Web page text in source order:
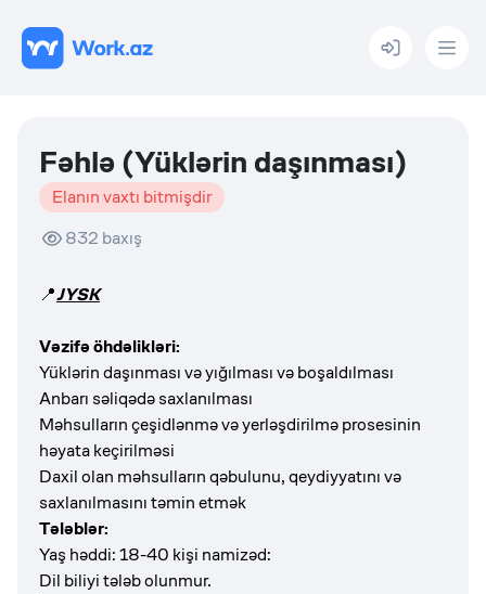
Menu
Fəhlə (Yüklərin daşınması)
Elanın vaxtı bitmişdir
832 baxış
📍JYSK
Vəzifə öhdəlikləri:
Yüklərin daşınması və yığılması və boşaldılması
Anbarı səliqədə saxlanılması
Məhsulların çeşidlənmə və yerləşdirilmə prosesinin
həyata keçirilməsi
Daxil olan məhsulların qəbulunu, qeydiyyatını və
saxlanılmasını təmin etmək
Tələblər:
Yaş həddi: 18-40 kişi namizəd:
Dil biliyi tələb olunmur.